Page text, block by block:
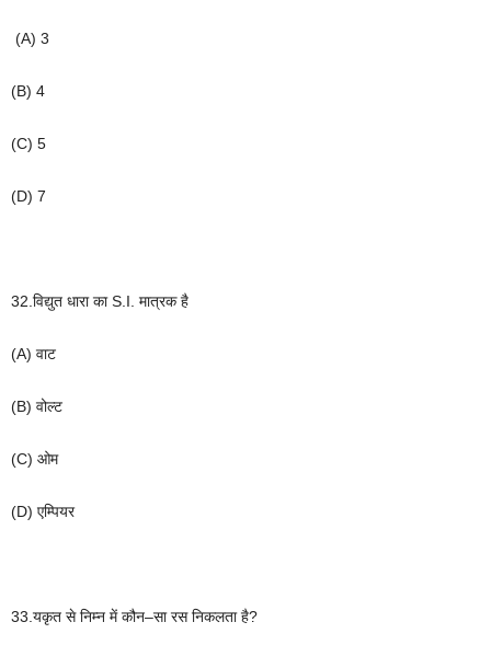
(A) 3
(B) 4
(C) 5
(D) 7
32. विद्युत धारा काS.I. मात्रक है
(A) वाट
(B) वोल्ट
(C) ओम
(D) एम्पियर
33. यकृत से निम्न में कौन–सा रस निकलता है?